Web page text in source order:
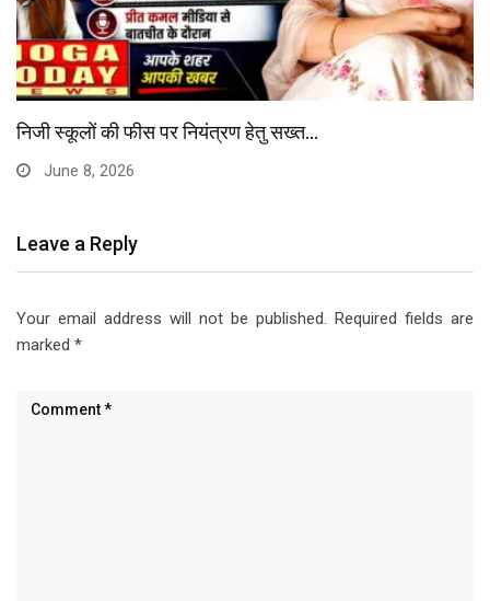
निजी स्कूलों की फीस पर नियंत्रण हेतु सख्त…
June 8, 2026
Leave a Reply
Your email address will not be published. Required fields are
marked *